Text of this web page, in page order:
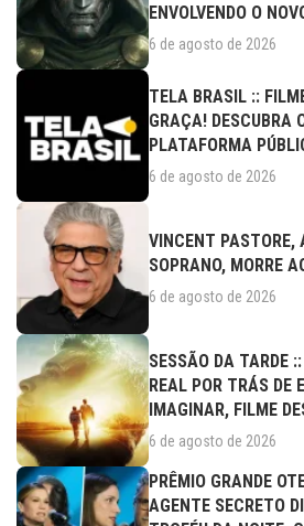
ENVOLVENDO O
6 de agosto de 2026
TELA BRASIL ::
GRAÇA! DESCUBRA
PLATAFORMA
6 de agosto de 2026
VINCENT PASTORE,
SOPRANO, MORRE
6 de agosto de 2026
SESSÃO DA TARDE
REAL POR TRÁS DE
IMAGINAR, FILME
6 de agosto de 2026
PRÊMIO GRANDE
AGENTE SECRETO